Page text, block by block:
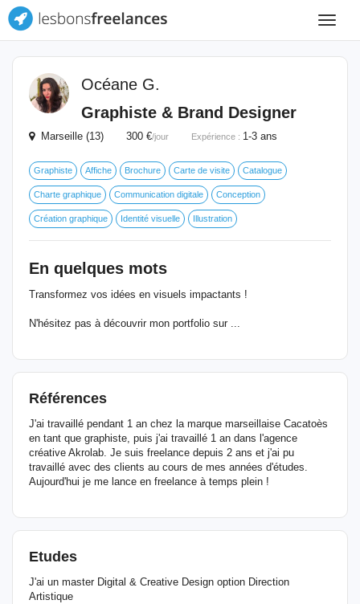
Toggle
Océane G.
Graphiste & Brand Designer
Marseille (13) 300 €/jour Expérience : 1-3 ans
Graphiste Affiche Brochure Carte de visite Catalogue
Charte graphique Communication digitale Conception
Création graphique Identité visuelle Illustration
En quelques mots
Transformez vos idées en visuels impactants !
N'hésitez pas à découvrir mon portfolio sur ...
Références
J'ai travaillé pendant 1 an chez la marque marseillaise Cacatoès
en tant que graphiste, puis j'ai travaillé 1 an dans l'agence
créative Akrolab. Je suis freelance depuis 2 ans et j'ai pu
travaillé avec des clients au cours de mes années d'études.
Aujourd'hui je me lance en freelance à temps plein !
Etudes
J'ai un master Digital & Creative Design option Direction
Artistique